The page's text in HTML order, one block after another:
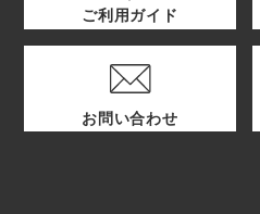
ご利用ガイド
お問い合わせ